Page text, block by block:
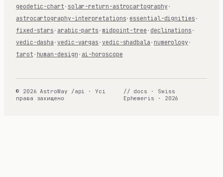
geodetic-chart · solar-return-astrocartography ·
astrocartography-interpretations· essential-dignities ·
fixed-stars · arabic-parts · midpoint-tree · declinations ·
vedic-dasha ·vedic-vargas ·vedic-shadbala · numerology ·
tarot · human-design · ai-horoscope
© 2026 AstroWay /api · Усі
права захищено
// docs · Swiss
Ephemeris · 2026